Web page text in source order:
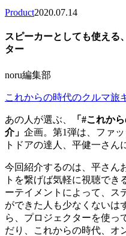
Product2020.07.14
スピーカーとしても使える
ター
noru編集部
これからの時代のクルマ旅
あの人が選ぶ、
「#これか
介」 企画。第1弾は、ファ
トドアの達人、平健一さん
今回紹介するのは、平さん
トを繋げば気軽に視聴でき
ーテイメントによって、ス
ができた人も少なくないは
ら、プロジェクターを使っ
だり、これからの時代、オ